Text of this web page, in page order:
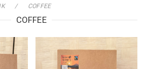
COFFEE
COFFEE